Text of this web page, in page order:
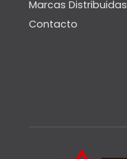
Marcas Distribuidas
Contacto